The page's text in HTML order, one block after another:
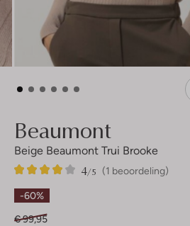
Beaumont
Beige Beaumont Trui Brooke
(1 beoordeling)
4/5
1
4
Sterren
-60%
€ 99,95